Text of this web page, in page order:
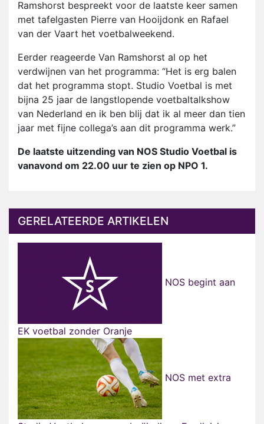
Ramshorst bespreekt voor de laatste keer samen
met tafelgasten Pierre van Hooijdonk en Rafael
van der Vaart het voetbalweekend.
Eerder reageerde Van Ramshorst al op het
verdwijnen van het programma: “Het is erg balen
dat het programma stopt. Studio Voetbal is met
bijna 25 jaar de langstlopende voetbaltalkshow
van Nederland en ik ben blij dat ik al meer dan tien
jaar met fijne collega’s aan dit programma werk.”
De laatste uitzending van NOS Studio Voetbal is
vanavond om 22.00 uur te zien op NPO 1.
GERELATEERDE ARTIKELEN
NOS begint aan
EK voetbal zonder Oranje
NOS met extra